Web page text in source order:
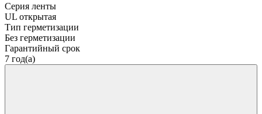
Серия ленты
UL открытая
Тип герметизации
Без герметизации
Гарантийный срок
7 год(а)